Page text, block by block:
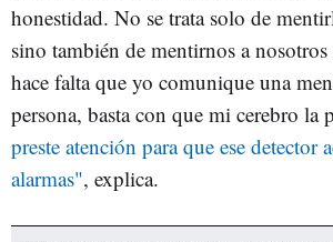
honestidad. No se trata solo de
sino también de mentirnos a
hace falta que yo comunique una
persona, basta con que mi cerebro la
preste atención para que ese detector
alarmas", explica.